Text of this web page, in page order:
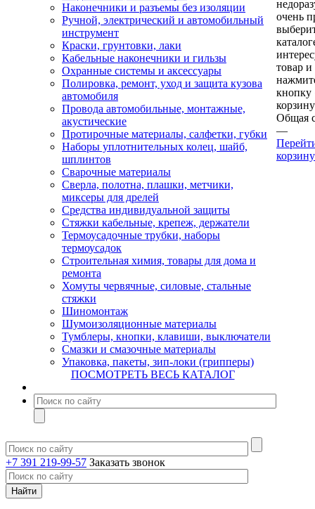
Наконечники и разъемы без изоляции
Ручной, электрический и автомобильный
инструмент
Краски, грунтовки, лаки
Кабельные наконечники и гильзы
Охранные системы и аксессуары
Полировка, ремонт, уход и защита кузова
автомобиля
Провода автомобильные, монтажные,
акустические
Протирочные материалы, салфетки, губки
Наборы уплотнительных колец, шайб,
шплинтов
Сварочные материалы
Сверла, полотна, плашки, метчики,
миксеры для дрелей
Средства индивидуальной защиты
Стяжки кабельные, крепеж, держатели
Термоусадочные трубки, наборы
термоусадок
Строительная химия, товары для дома и
ремонта
Хомуты червячные, силовые, стальные
стяжки
Шиномонтаж
Шумоизоляционные материалы
Тумблеры, кнопки, клавиши, выключатели
Смазки и смазочные материалы
Упаковка, пакеты, зип-локи (грипперы)
ПОСМОТРЕТЬ ВЕСЬ КАТАЛОГ
+7 391 219-99-57 Заказать звонок
очень
товар и
кнопку
Общая
—
корзину